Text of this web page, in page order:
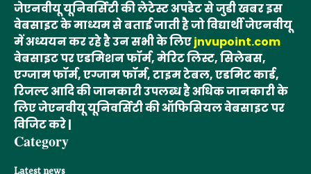
जेएनवीयू यूनिवर्सिटी की लेटेस्ट अपडेट से जुडी खबर इस
वेबसाइट के माध्यम से बताई जाती है जो विद्यार्थी जेएनवीयू
में अध्ययन कर रहे है उन सभी के लिएjnvupoint.com
वेबसाइट पर एडमिशन फॉर्म, मेरिट लिस्ट, सिलेबस,
एग्जाम फॉर्म, एग्जाम फॉर्म, टाइम टेबल, एडमिट कार्ड,
रिजल्ट आदि की जानकारी उपलब्ध है अधिक जानकारी के
लिए जेएनवीयू यूनिवर्सिटी की ऑफिसियल वेबसाइट पर
विजिट करे |
Category
Latest news